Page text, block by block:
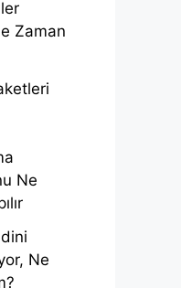
Zaman
Ne
Ne